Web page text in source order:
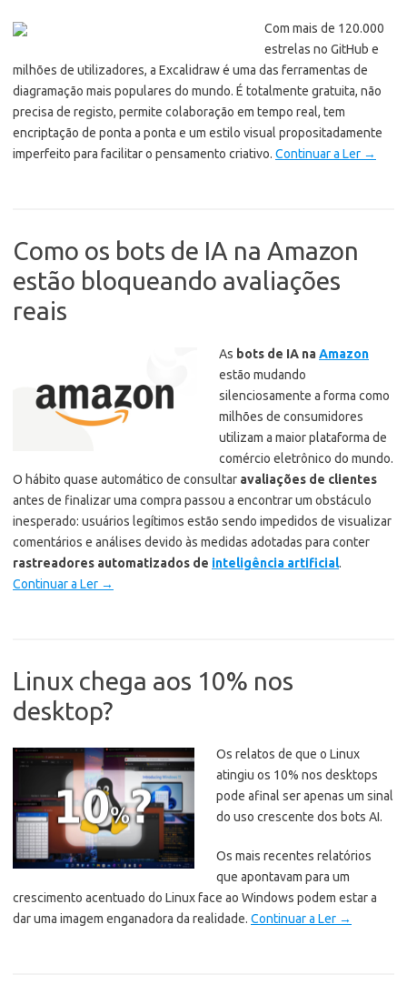
Com mais de 120.000
estrelas no GitHub e
milhões de utilizadores, a Excalidraw é uma das ferramentas de
diagramação mais populares do mundo. É totalmente gratuita, não
precisa de registo, permite colaboração em tempo real, tem
encriptação de ponta a ponta e um estilo visual propositadamente
imperfeito para facilitar o pensamento criativo. Continuar a Ler →
Como os bots de IA na Amazon
estão bloqueando avaliações
reais
As bots de IA naAmazon
estão mudando
silenciosamente a forma como
milhões de consumidores
utilizam a maior plataforma de
comércio eletrônico do mundo.
O hábito quase automático de consultar avaliações de clientes
antes de finalizar uma compra passou a encontrar um obstáculo
inesperado: usuários legítimos estão sendo impedidos de visualizar
comentários e análises devido às medidas adotadas para conter
rastreadores automatizados de inteligência artificial.
Continuar a Ler →
Linux chega aos 10% nos
desktop?
Os relatos de que o Linux
atingiu os 10% nos desktops
pode afinal ser apenas um sinal
do uso crescente dos bots AI.
Os mais recentes relatórios
que apontavam para um
crescimento acentuado do Linux face ao Windows podem estar a
dar uma imagem enganadora da realidade. Continuar a Ler →